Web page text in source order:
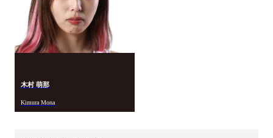
木村 萌那
Kimura Mona